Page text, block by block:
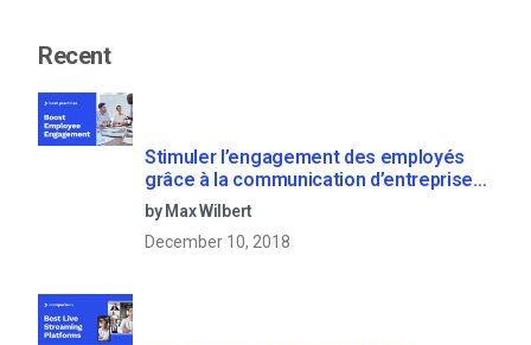
Recent
Stimuler l’engagement des employés
grâce à la communication d’entreprise
en direct
by Max Wilbert
December 10, 2018